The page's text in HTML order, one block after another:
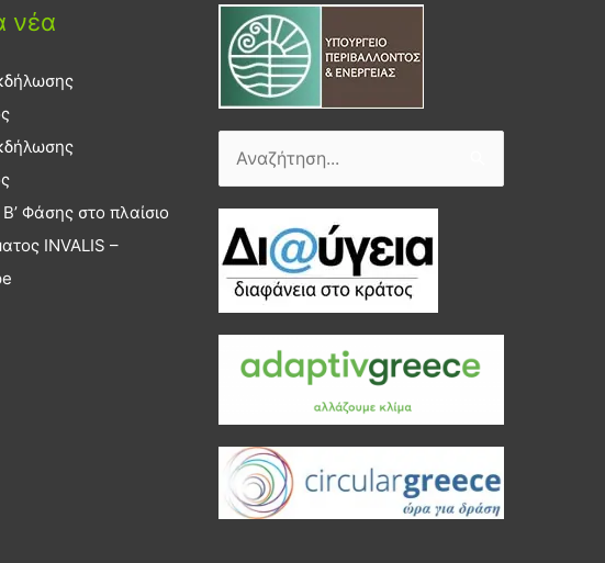
νέα
Φάσης στο πλαίσιο
INVALIS –
Αναζήτηση